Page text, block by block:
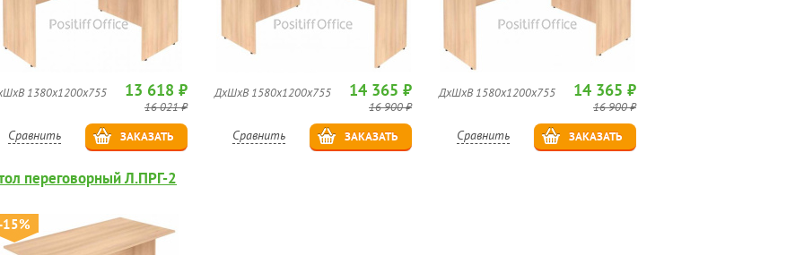
1380х1200х755 13 618 ₽
16 021 ₽
Сравнить ЗАКАЗАТЬ
ДхШхВ 1580х1200х755 14 365 ₽
16 900 ₽
Сравнить ЗАКАЗАТЬ
ДхШхВ 1580х1200х755 14 365 ₽
16 900 ₽
Сравнить ЗАКАЗАТЬ
переговорный Л.ПРГ-2
15%